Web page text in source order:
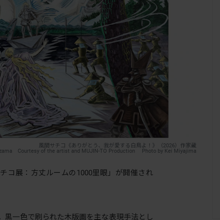
風間サチコ《ありがとう、我が愛する白鳥よ！》（2026）作家蔵
Courtesy of the artist and MUJIN-TO Production Photo by Kei Miyajima
展：方丈ルームの1000里眼」が開催され
一色で刷られた木版画を主な表現手法とし